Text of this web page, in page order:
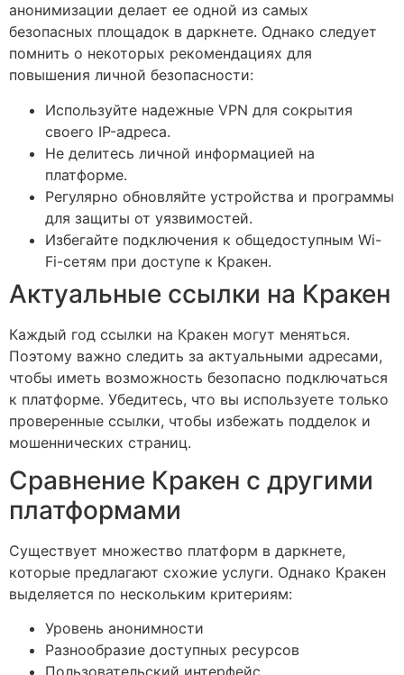
анонимизации делает ее одной из самых
безопасных площадок в даркнете. Однако следует
помнить о некоторых рекомендациях для
повышения личной безопасности:
Используйте надежные VPN для сокрытия
своего IP-адреса.
Не делитесь личной информацией на
платформе.
Регулярно обновляйте устройства и программы
для защиты от уязвимостей.
Избегайте подключения к общедоступным Wi-
Fi-сетям при доступе к Кракен.
Актуальные ссылки на Кракен
Каждый год ссылки на Кракен могут меняться.
Поэтому важно следить за актуальными адресами,
чтобы иметь возможность безопасно подключаться
к платформе. Убедитесь, что вы используете только
проверенные ссылки, чтобы избежать подделок и
мошеннических страниц.
Сравнение Кракен с другими
платформами
Существует множество платформ в даркнете,
которые предлагают схожие услуги. Однако Кракен
выделяется по нескольким критериям:
Уровень анонимности
Разнообразие доступных ресурсов